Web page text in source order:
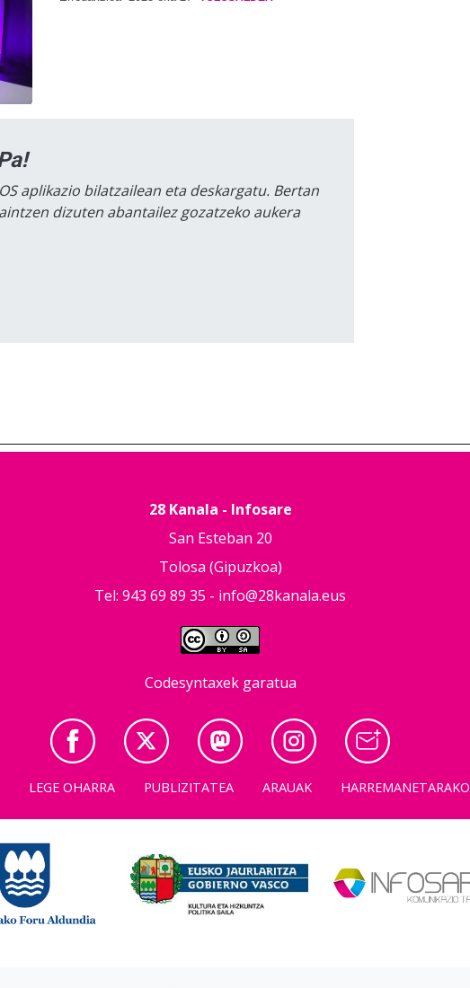
aplikazio bilatzailean eta deskargatu. Bertan
dizuten abantailez gozatzeko aukera
28 Kanala - Infosare
San Esteban 20
Tolosa (Gipuzkoa)
Tel: 943 69 89 35 - info@28kanala.eus
Codesyntaxek garatua
LEGE OHARRA PUBLIZITATEA ARAUAK HARREMANETARAKO